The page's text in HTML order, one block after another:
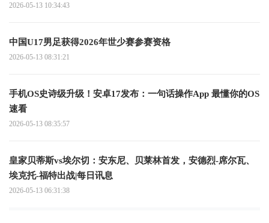
2026-05-13 10:34:43
中国U17男足获得2026年世少赛参赛资格
2026-05-13 08:31:21
手机OS史诗级升级！安卓17发布：一句话操作App 最懂你的OS
速看
2026-05-13 08:35:57
皇家贝蒂斯vs埃尔切：安东尼、贝莱林首发，安德烈-席尔瓦、
埃克托-福特出战|每日讯息
2026-05-13 06:31:38